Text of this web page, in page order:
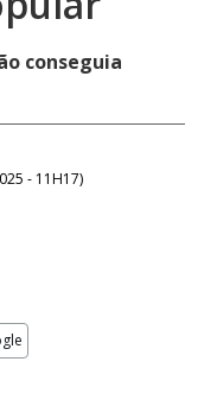
conseguia
- 11H17)